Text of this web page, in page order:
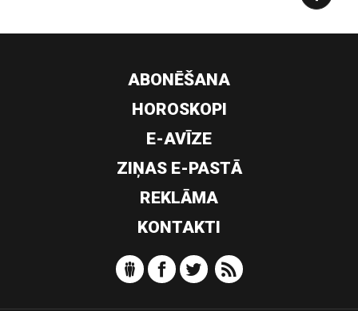
ABONĒŠANA
HOROSKOPI
E-AVĪZE
ZIŅAS E-PASTĀ
REKLĀMA
KONTAKTI